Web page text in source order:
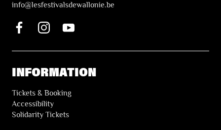
info@lesfestivalsdewallonie.be
INFORMATION
Tickets & Booking
Accessibility
Solidarity Tickets